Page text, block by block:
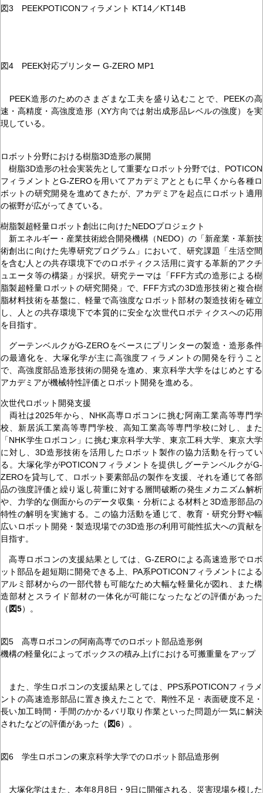
図3 PEEKPOTICONフィラメント KT14／KT14B
図4 PEEK対応プリンター G-ZERO MP1
PEEK造形のためのさまざまな工夫を盛り込むことで、PEEKの高
速・高精度・高強度造形（XY方向では射出成形品レベルの強度）を実
現している。
ロボット分野における樹脂3D造形の展開
樹脂3D造形の社会実装先として重要なロボット分野では、POTICON
フィラメントとG-ZEROを用いてアカデミアとともに早くから各種ロ
ボットの研究開発を進めてきたが、アカデミアを起点にロボット適用
の裾野が広がってきている。
樹脂製超軽量ロボット創出に向けたNEDOプロジェクト
新エネルギー・産業技術総合開発機構（NEDO）の「新産業・革新技
術創出に向けた先導研究プログラム」において、研究課題「生活空間
を含む人との共存環境下でのロボティクス活用に資する革新的アクチ
ュエータ等の構築」が採択。研究テーマは「FFF方式の造形による樹
脂製超軽量ロボットの研究開発」で、FFF方式の3D造形技術と複合樹
脂材料技術を基盤に、軽量で高強度なロボット部材の製造技術を確立
し、人との共存環境下で本質的に安全な次世代ロボティクスへの応用
を目指す。
グーテンベルクがG-ZEROをベースにプリンターの製造・造形条件
の最適化を、大塚化学が主に高強度フィラメントの開発を行うこと
で、高強度部品造形技術の開発を進め、東京科学大学をはじめとする
アカデミアが機械特性評価とロボット開発を進める。
次世代ロボット開発支援
両社は2025年から、NHK高専ロボコンに挑む阿南工業高等専門学
校、新居浜工業高等専門学校、高知工業高等専門学校に対し、また
「NHK学生ロボコン」に挑む東京科学大学、東京工科大学、東京大学
に対し、3D造形技術を活用したロボット製作の協力活動を行ってい
る。大塚化学がPOTICONフィラメントを提供しグーテンベルクがG-
ZEROを貸与して、ロボット要素部品の製作を支援、それを通じて各部
品の強度評価と繰り返し荷重に対する層間破断の発生メカニズム解析
や、力学的な側面からのデータ収集・分析による材料と3D造形部品の
特性の解明を実施する。この協力活動を通じて、教育・研究分野や幅
広いロボット開発・製造現場での3D造形の利用可能性拡大への貢献を
目指す。
高専ロボコンの支援結果としては、G-ZEROによる高速造形でロボ
ット部品を超短期に開発できる上、PA系POTICONフィラメントによる
アルミ部材からの一部代替も可能なため大幅な軽量化が図れ、また構
造部材とスライド部材の一体化が可能になったなどの評価があった
（ 図5）。
図5 高専ロボコンの阿南高専でのロボット部品造形例
機構の軽量化によってボックスの積み上げにおける可搬重量をアップ
また、学生ロボコンの支援結果としては、PPS系POTICONフィラメ
ントの高速造形部品に置き換えたことで、剛性不足・表面硬度不足・
長い加工時間・手間のかかるバリ取り作業といった問題が一気に解決
されたなどの評価があった（ 図6）。
図6 学生ロボコンの東京科学大学でのロボット部品造形例
大塚化学はまた、本年8月8日・9日に開催される、災害現場を模した